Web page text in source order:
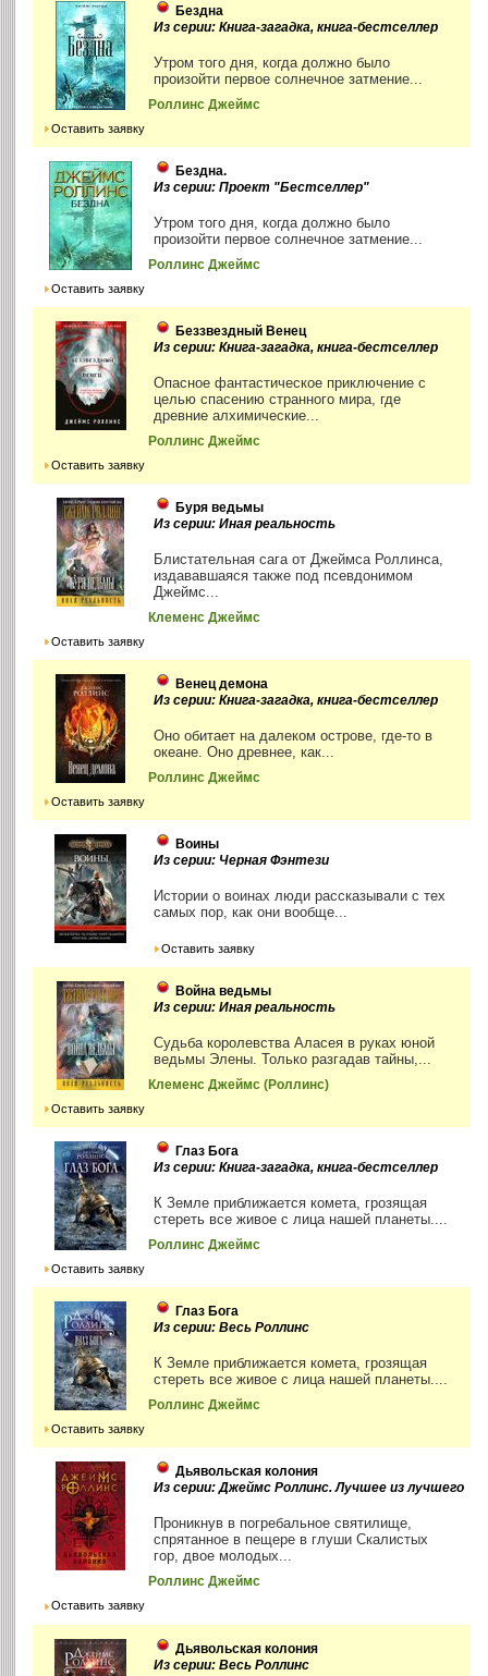
Бездна
Из серии: Книга-загадка, книга-бестселлер
Утром того дня, когда должно было
произойти первое солнечное затмение...
Роллинс Джеймс
Оставить заявку
Бездна.
Из серии: Проект "Бестселлер"
Утром того дня, когда должно было
произойти первое солнечное затмение...
Роллинс Джеймс
Оставить заявку
Беззвездный Венец
Из серии: Книга-загадка, книга-бестселлер
Опасное фантастическое приключение с
целью спасению странного мира, где
древние алхимические...
Роллинс Джеймс
Оставить заявку
Буря ведьмы
Из серии: Иная реальность
Блистательная сага от Джеймса Роллинса,
издававшаяся также под псевдонимом
Джеймс...
Клеменс Джеймс
Оставить заявку
Венец демона
Из серии: Книга-загадка, книга-бестселлер
Оно обитает на далеком острове, где-то в
океане. Оно древнее, как...
Роллинс Джеймс
Оставить заявку
Воины
Из серии: Черная Фэнтези
Истории о воинах люди рассказывали с тех
самых пор, как они вообще...
Оставить заявку
Война ведьмы
Из серии: Иная реальность
Судьба королевства Аласея в руках юной
ведьмы Элены. Только разгадав тайны,...
Клеменс Джеймс (Роллинс)
Оставить заявку
Глаз Бога
Из серии: Книга-загадка, книга-бестселлер
К Земле приближается комета, грозящая
стереть все живое с лица нашей планеты....
Роллинс Джеймс
Оставить заявку
Глаз Бога
Из серии: Весь Роллинс
К Земле приближается комета, грозящая
стереть все живое с лица нашей планеты....
Роллинс Джеймс
Оставить заявку
Дьявольская колония
Из серии: Джеймс Роллинс. Лучшее из лучшего
Проникнув в погребальное святилище,
спрятанное в пещере в глуши Скалистых
гор, двое молодых...
Роллинс Джеймс
Оставить заявку
Дьявольская колония
Из серии: Весь Роллинс